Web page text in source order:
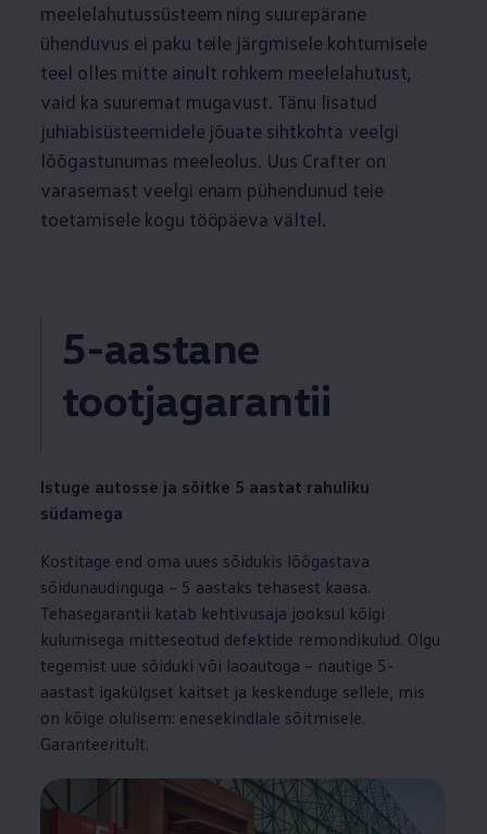
meelelahutussüsteem ning suurepärane
ühenduvus ei paku teile järgmisele kohtumisele
teel olles mitte ainult rohkem meelelahutust,
vaid ka suuremat mugavust. Tänu lisatud
juhiabisüsteemidele jõuate sihtkohta veelgi
lõõgastunumas meeleolus. Uus Crafter on
varasemast veelgi enam pühendunud teie
toetamisele kogu tööpäeva vältel.
5-aastane
tootjagarantii
Istuge autosse ja sõitke 5 aastat rahuliku
südamega
Kostitage end oma uues sõidukis lõõgastava
sõidunaudinguga – 5 aastaks tehasest kaasa.
Tehasegarantii katab kehtivusaja jooksul kõigi
kulumisega mitteseotud defektide remondikulud. Olgu
tegemist uue sõiduki või laoautoga – nautige 5-
aastast igakülgset kaitset ja keskenduge sellele, mis
on kõige olulisem: enesekindlale sõitmisele.
Garanteeritult.